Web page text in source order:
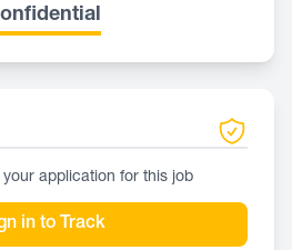
application for this job
in to Track